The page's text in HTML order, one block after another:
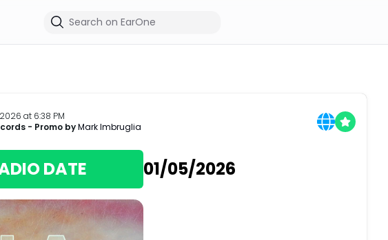
at 6:38 PM
- Promo byMark Imbruglia
DATE 01/05/2026